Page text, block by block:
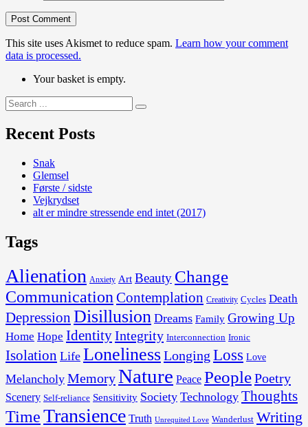
This site uses Akismet to reduce spam. Learn how your comment
data is processed.
Your basket is empty.
Search
for:
Recent Posts
Snak
Glemsel
Første / sidste
Vejkrydset
alt er mindre stressende end intet (2017)
Tags
Alienation Anxiety Art Beauty Change
Communication Contemplation Creativity Cycles Death
Depression Disillusion Dreams Family Growing Up
Home Hope IdentityIntegrity Interconnection Ironic
Isolation Life LonelinessLonging Loss Love
Melancholy MemoryNature Peace PeoplePoetry
Scenery Self-reliance Sensitivity Society Technology Thoughts
TimeTransience Truth Unrequited Love Wanderlust Writing